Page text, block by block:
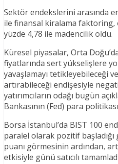
Sektör endekslerini arasında
ile finansal kiralama faktoring,
yüzde 4,78 ile madencilik oldu.
Küresel piyasalar, Orta
fiyatlarında sert yükselişlere
yavaşlamayı tetikleyebileceği
artırabileceği endişesiyle
yatırımcıların odağı bugün
Bankasının (Fed) para
Borsa İstanbul’da BIST 100
paralel olarak pozitif
puanı görmesinin ardından,
etkisiyle günü satıcılı